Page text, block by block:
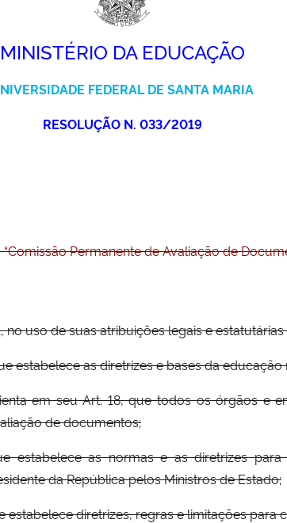
MINISTÉRIO DA EDUCAÇÃO
FEDERAL DE SANTA MARIA
RESOLUÇÃO N. 033/2019
Permanente de Avaliação de
no uso de suas atribuições legais e
estabelece as diretrizes e bases da educação
em seu Art. 18, que todos os órgãos e
de documentos;
estabelece as normas e as diretrizes
da República pelos Ministros de Estado;
estabelece diretrizes, regras e limitações